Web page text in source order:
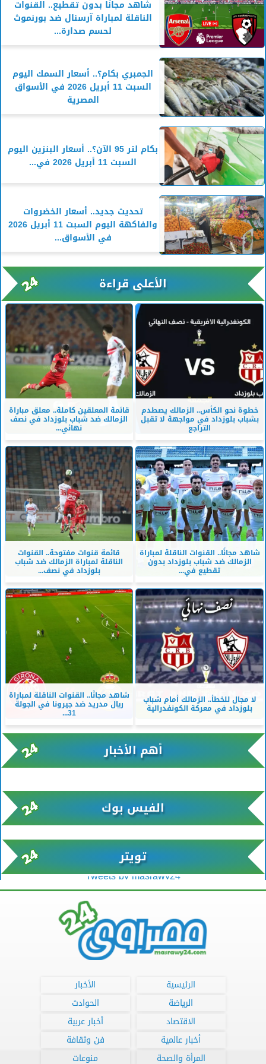
شاهد مجانًا بدون تقطيع.. القنوات
الناقلة لمباراة آرسنال ضد بورنموث
لحسم صدارة...
الجمبري بكام؟.. أسعار السمك اليوم
السبت 11 أبريل 2026 في الأسواق
المصرية
بكام لتر 95 الآن؟.. أسعار البنزين اليوم
السبت 11 أبريل 2026 في...
تحديث جديد.. أسعار الخضروات
والفاكهة اليوم السبت 11 أبريل 2026
في الأسواق...
الأعلى قراءة
خطوة نحو الكأس.. الزمالك يصطدم
بشباب بلوزداد في مواجهة لا تقبل
التراجع
قائمة المعلقين كاملة.. معلق مباراة
الزمالك ضد شباب بلوزداد في نصف
نهائي...
شاهد مجانًا.. القنوات الناقلة لمباراة
الزمالك ضد شباب بلوزداد بدون
تقطيع في...
قائمة قنوات مفتوحة.. القنوات
الناقلة لمباراة الزمالك ضد شباب
بلوزداد في نصف...
لا مجال للخطأ.. الزمالك أمام شباب
بلوزداد في معركة الكونفدرالية
شاهد مجانًا.. القنوات الناقلة لمباراة
ريال مدريد ضد جيرونا في الجولة
31...
أهم الأخبار
الفيس بوك
تويتر
Tweets by masrawy24
الرئيسية
الأخبار
الرياضة
الحوادث
الاقتصاد
أخبار عربية
أخبار عالمية
فن وثقافة
المرأة والصحة
منوعات